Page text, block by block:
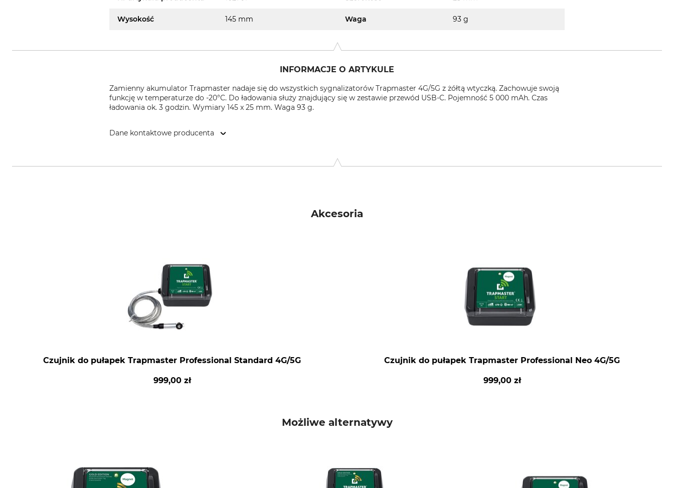
Wysokość 145 mm Waga 93 g
INFORMACJE O ARTYKULE
Zamienny akumulator Trapmaster nadaje się do wszystkich sygnalizatorów Trapmaster 4G/5G z żółtą wtyczką. Zachowuje swoją
funkcję w temperaturze do -20°C. Do ładowania służy znajdujący się w zestawie przewód USB-C. Pojemność 5 000 mAh. Czas
ładowania ok. 3 godzin. Wymiary 145 x 25 mm. Waga 93 g.
Dane kontaktowe producenta
Akcesoria
Czujnik do pułapek Trapmaster Professional Standard 4G/5G
999,00 zł
Czujnik do pułapek Trapmaster Professional Neo 4G/5G
999,00 zł
Możliwe alternatywy